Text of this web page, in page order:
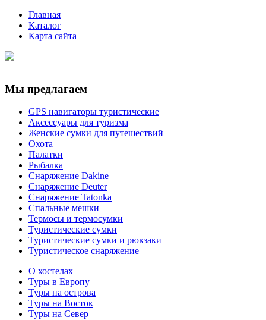
Главная
Каталог
Карта сайта
Мы предлагаем
GPS навигаторы туристические
Аксессуары для туризма
Женские сумки для путешествий
Охота
Палатки
Рыбалка
Снаряжение Dakine
Снаряжение Deuter
Снаряжение Tatonka
Спальные мешки
Термосы и термосумки
Туристические сумки
Туристические сумки и рюкзаки
Туристическое снаряжение
О хостелах
Туры в Европу
Туры на острова
Туры на Восток
Туры на Север